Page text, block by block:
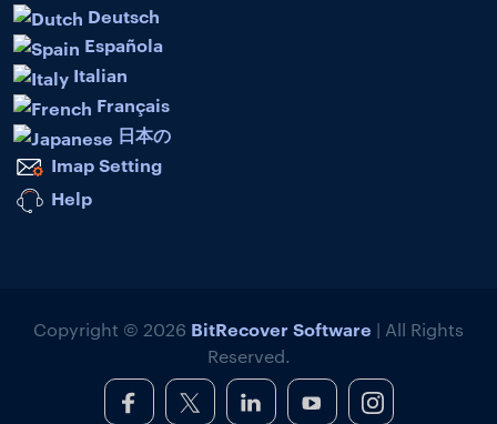
Deutsch
Española
Italian
Français
日本の
Imap Setting
Help
Copyright © 2026 BitRecover Software | All Rights
Reserved.